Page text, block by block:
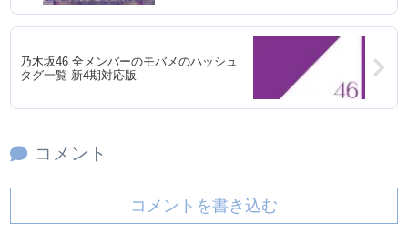
乃木坂46 全メンバーのモバメのハッシュ
タグ一覧 新4期対応版
コメント
コメントを書き込む